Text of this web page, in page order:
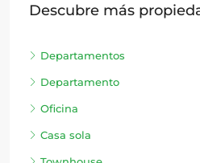
Descubre más
Departamentos
Departamento
Oficina
Casa sola